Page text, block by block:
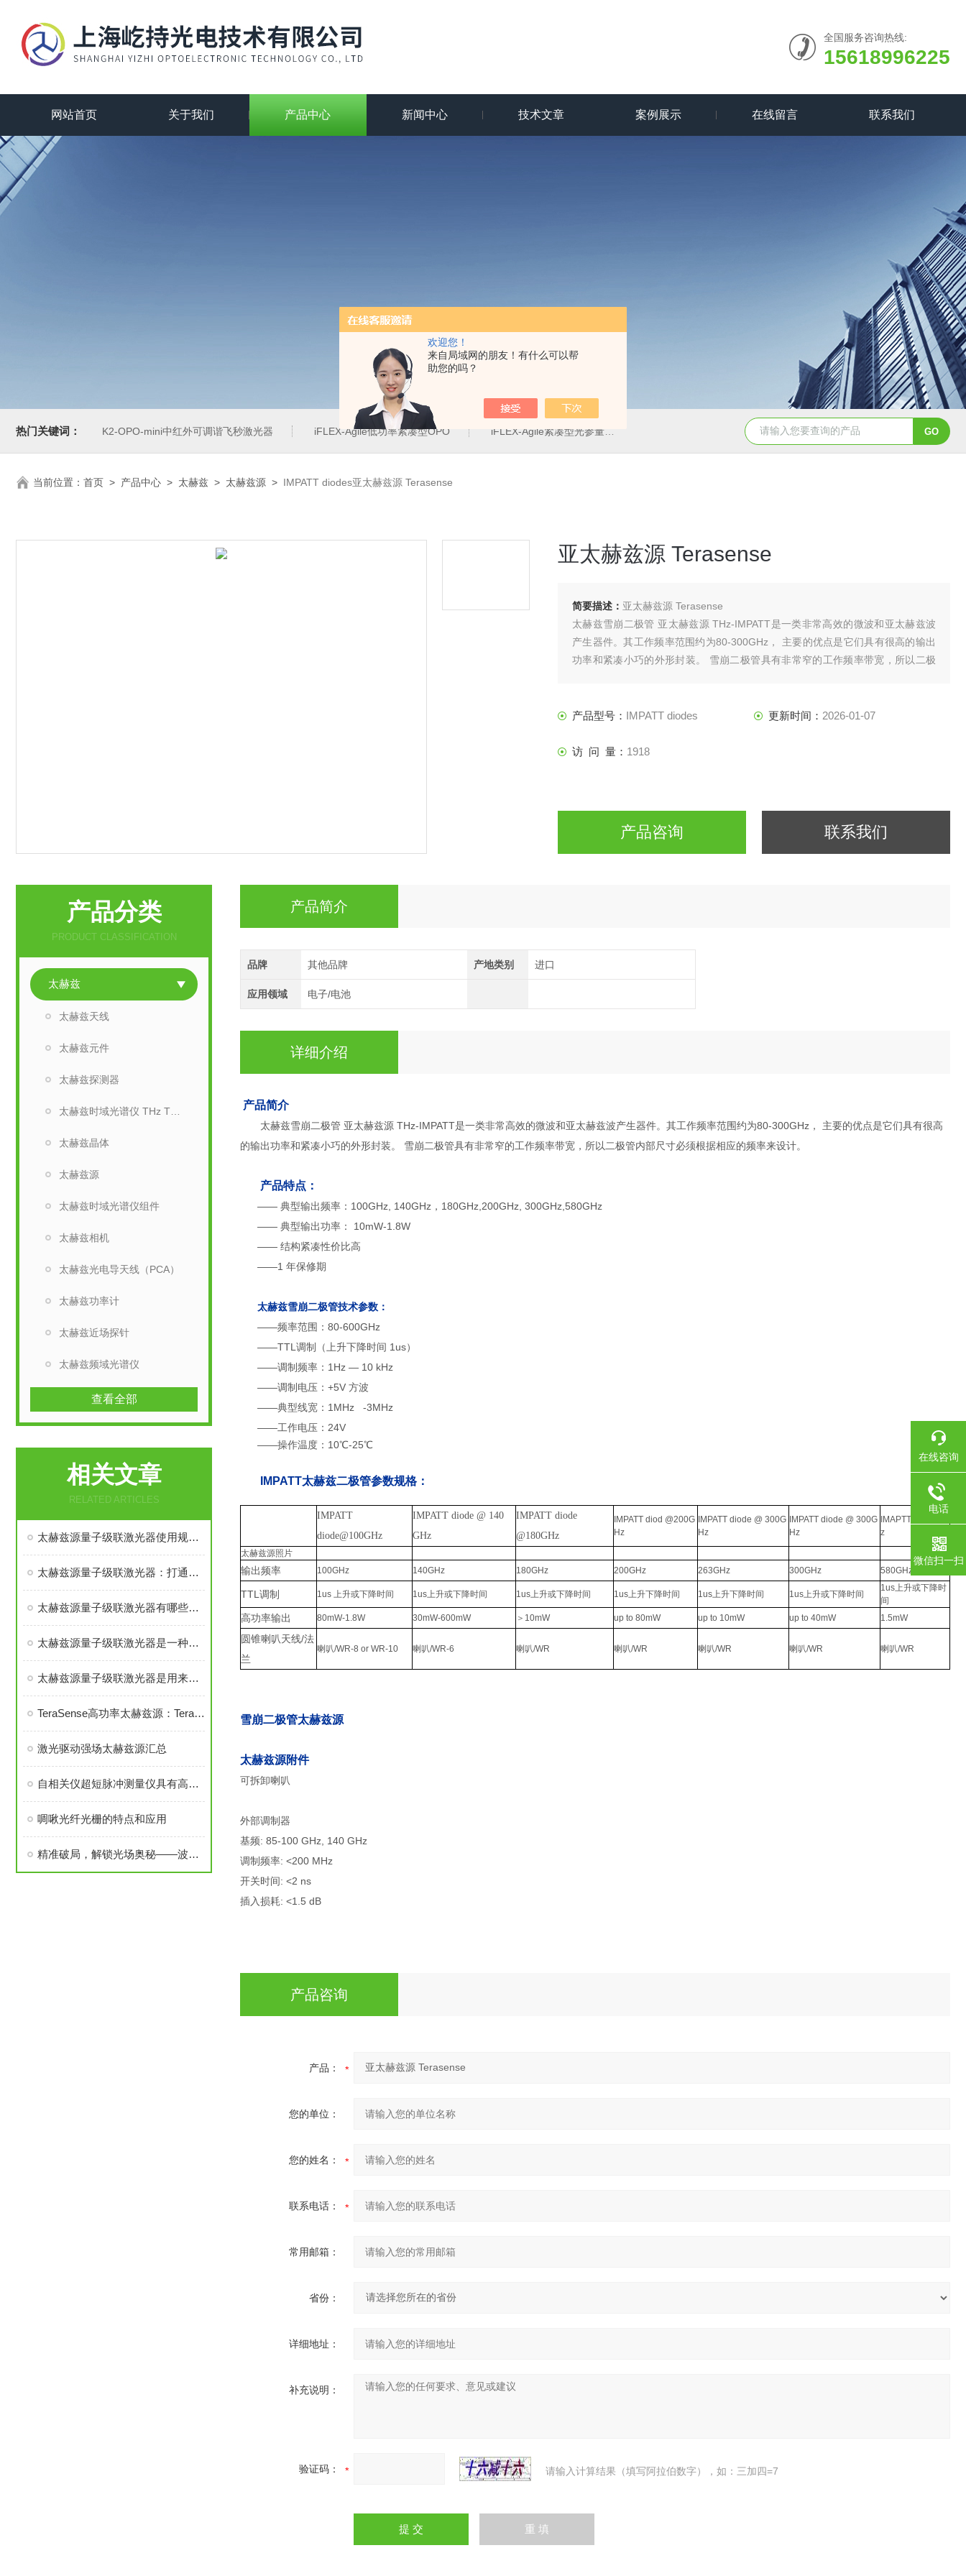
欢迎您！
来自局域网的朋友！有什么可以帮
助您的吗？
全国服务咨询热线:
15618996225
网站首页 关于我们 产品中心 新闻中心 技术文章 案例展示 在线留言 联系我们
热门关键词： K2-OPO-mini中红外可调谐飞秒激光器 iFLEX-Agile低功率紧凑型OPO iFLEX-Agile紧凑型光参量振荡器 EW-λ红外零级波片-固定波长 THz 可调谐精密衰减器
当前位置： 首页 > 产品中心 > 太赫兹 > 太赫兹源 > IMPATT diodes亚太赫兹源 Terasense
亚太赫兹源 Terasense
简要描述： 亚太赫兹源 Terasense
太赫兹雪崩二极管 亚太赫兹源 THz-IMPATT是一类非常高效的微波和亚太赫兹波
产生器件。其工作频率范围约为80-300GHz， 主要的优点是它们具有很高的输出
功率和紧凑小巧的外形封装。 雪崩二极管具有非常窄的工作频率带宽，所以二极
产品型号： IMPATT diodes 更新时间： 2026-01-07
访 问 量： 1918
产品咨询 联系我们
产品分类
PRODUCT CLASSIFICATION
太赫兹
太赫兹天线
太赫兹元件
太赫兹探测器
太赫兹晶体
太赫兹源
太赫兹时域光谱仪组件
太赫兹相机
太赫兹光电导天线（PCA）
太赫兹功率计
太赫兹近场探针
太赫兹频域光谱仪
查看全部
相关文章
RELATED ARTICLES
太赫兹源量子级联激光器使用规范：性能保障与风险防控的双重要求
太赫兹源量子级联激光器：打通太赫兹技术落地的核心枢纽
太赫兹源量子级联激光器有哪些用途?
太赫兹源量子级联激光器是一种基于量子阱结构的半导体激光器
太赫兹源量子级联激光器是用来干什么的?
TeraSense高功率太赫兹源：Terasource简介
激光驱动强场太赫兹源汇总
自相关仪超短脉冲测量仪具有高分辨率、高灵敏度等优点
啁啾光纤光栅的特点和应用
精准破局，解锁光场奥秘——波前分析仪的核心应用价值
产品简介
品牌 其他品牌 产地类别 进口
应用领域 电子/电池
详细介绍
产品简介
太赫兹雪崩二极管 亚太赫兹源 THz-IMPATT是一类非常高效的微波和亚太赫兹波产生器件。其工作频率范围约为80-300GHz， 主要的优点是它们具有很高
的输出功率和紧凑小巧的外形封装。 雪崩二极管具有非常窄的工作频率带宽，所以二极管内部尺寸必须根据相应的频率来设计。
产品特点：
—— 典型输出频率：100GHz, 140GHz，180GHz,200GHz, 300GHz,580GHz
—— 典型输出功率： 10mW-1.8W
—— 结构紧凑性价比高
——1 年保修期
太赫兹雪崩二极管技术参数：
——频率范围：80-600GHz
——TTL调制（上升下降时间 1us）
——调制频率：1Hz — 10 kHz
——调制电压：+5V 方波
——典型线宽：1MHz -3MHz
——工作电压：24V
——操作温度：10℃-25℃
IMPATT太赫兹二极管参数规格：
IMPATT
diode@100GHz
IMPATT diode @ 140
GHz
IMPATT diode
@180GHz
IMPATT diod @200G
Hz
IMPATT diode @ 300G
Hz
IMPATT diode @ 300G
Hz
IMAPTT@580GH
z
太赫兹源照片
输出频率 100GHz 140GHz 180GHz 200GHz 263GHz 300GHz 580GHz
TTL调制 1us 上升或下降时间 1us上升或下降时间 1us上升或下降时间 1us上升下降时间 1us上升下降时间 1us上升或下降时间
1us上升或下降时
间
高功率输出 80mW-1.8W 30mW-600mW ＞10mW up to 80mW up to 10mW up to 40mW 1.5mW
圆锥喇叭天线/法
兰
喇叭/WR-8 or WR-10 喇叭/WR-6 喇叭/WR 喇叭/WR 喇叭/WR 喇叭/WR 喇叭/WR
雪崩二极管太赫兹源
太赫兹源附件
可拆卸喇叭
外部调制器
基频: 85-100 GHz, 140 GHz
调制频率: <200 MHz
开关时间: <2 ns
插入损耗: <1.5 dB
产品咨询
产品：
您的单位：
您的姓名：
联系电话：
常用邮箱：
省份：
详细地址：
补充说明：
验证码： 请输入计算结果（填写阿拉伯数字），如：三加四=7
在线咨询
电话
微信扫一扫